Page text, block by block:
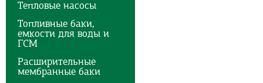
Тепловые насосы
Топливные баки,
емкости для воды и
ГСМ
Расширительные
мембранные баки